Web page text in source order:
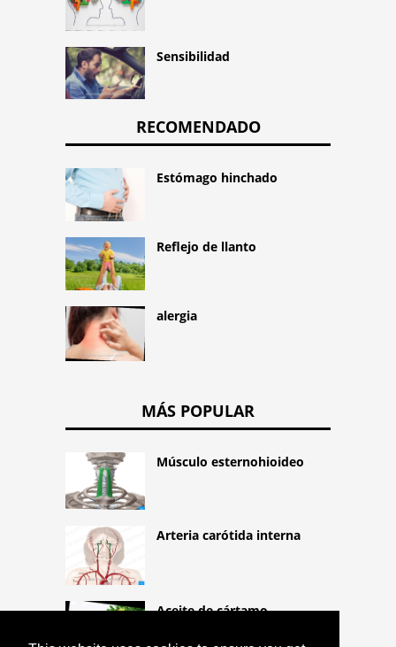
Sensibilidad
RECOMENDADO
Estómago hinchado
Reflejo de llanto
alergia
MÁS POPULAR
Músculo esternohioideo
Arteria carótida interna
Aceite de cártamo